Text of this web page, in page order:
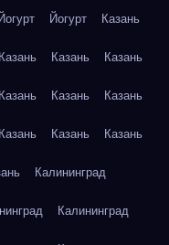
Йогурт Йогурт Казань
Казань Казань Казань
Казань Казань Казань
Казань Казань Казань
Калининград
Калининград